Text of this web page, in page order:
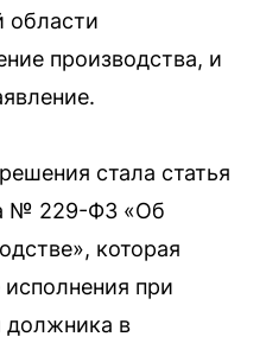
области
производства, и
стала статья
№ 229-ФЗ «Об
которая
при
должника в